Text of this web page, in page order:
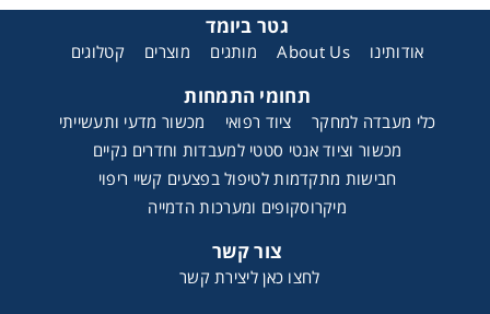
גטר ביומד
אודותינו About Us מותגים מוצרים קטלוגים
תחומי התמחות
כלי מעבדה למחקר ציוד רפואי
מכשור מדעי ותעשייתי
מכשור וציוד אנטי סטטי למעבדות וחדרים נקיים
חבישות מתקדמות לטיפול בפצעים קשיי ריפוי
מיקרוסקופים ומערכות הדמייה
צור קשר
לחצו כאן ליצירת קשר